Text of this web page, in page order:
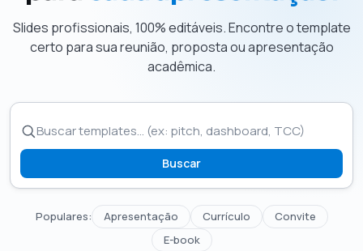
Slides profissionais, 100% editáveis. Encontre o template
certo para sua reunião, proposta ou apresentação
acadêmica.
Buscar
Populares: Apresentação Currículo
Convite
E-book